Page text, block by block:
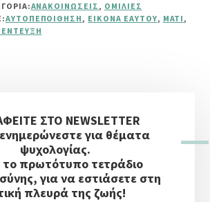
ΤΟ
ΝΑ
ΑΝΑΚΟΙΝΏΣΕΙΣ, ΟΜΙΛΊΕΣ
ΑΥΤΟΠΕΠΟΊΘΗΣΗ, ΕΙΚΌΝΑ ΕΑΥΤΟΎ, ΜΆΤΙ,
ΣΤΟ NEWSLETTER
για θέματα
ψυχολογίας.
πρωτότυπο τετράδιο
για να εστιάσετε στη
πλευρά της ζωής!